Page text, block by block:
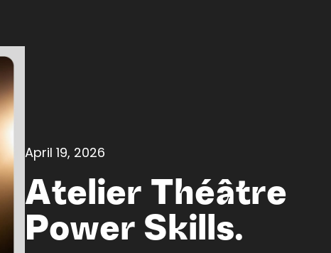
April 19, 2026
Atelier Théâtre
Power Skills.